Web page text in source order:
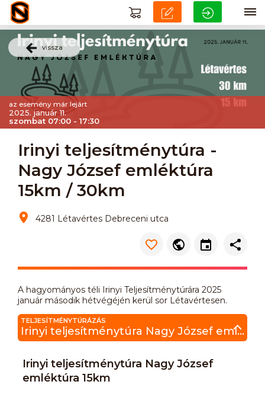
vissza
az esemény már lejárt
2025. január 11.
szombat 07:00 - 17:30
Irinyi teljesítménytúra -
Nagy József emléktúra
15km / 30km
4281 Létavértes Debreceni utca
A hagyományos téli Irinyi Teljesítménytúrára 2025
január második hétvégéjén kerül sor Létavértesen.
TELJESÍTMÉNYTÚRÁZÁS
Irinyi teljesítménytúra Nagy József emléktúra 15km
Irinyi teljesítménytúra Nagy József
emléktúra 15km